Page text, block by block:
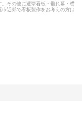
その他に選挙看板・垂れ幕・横
近郊で看板製作をお考えの方は